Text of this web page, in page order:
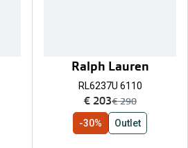
Ralph Lauren
RL6237U 6110
nu:
€ 203was:
€ 290
-30% Outlet